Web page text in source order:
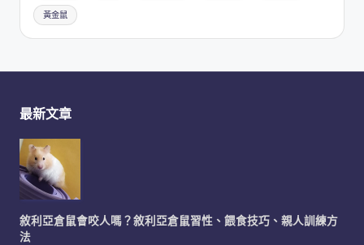
黃金鼠
最新文章
敘利亞倉鼠會咬人嗎？敘利亞倉鼠習性、餵食技巧、親人訓練方
法